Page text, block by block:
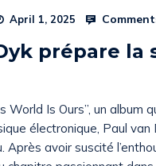
April 1, 2025
prépare la
World Is Ours”, un
électronique, Paul van
Après avoir suscité